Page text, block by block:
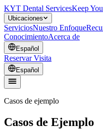
KYT Dental ServicesKeep
Ubicaciones
ServiciosNuestro Enfoque
ConocimientoAcerca de
Español
Reservar Visita
Español
Casos de ejemplo
Casos de Ejemplo